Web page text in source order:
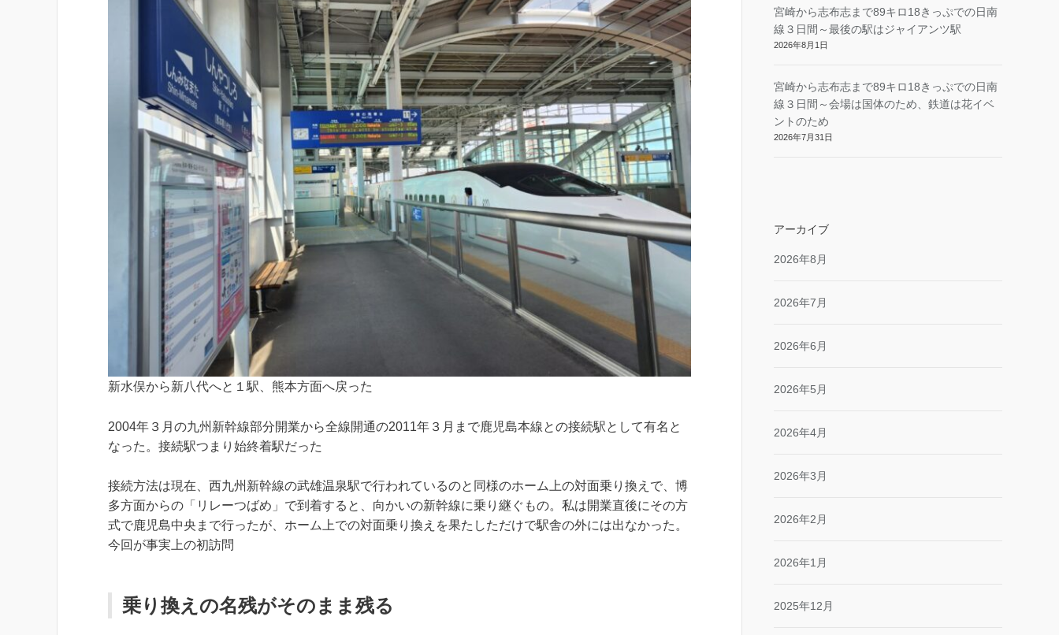
新水俣から新八代へと１駅、熊本方面へ戻った
2004年３月の九州新幹線部分開業から全線開通の2011年３月まで鹿児島本線との接続駅として有名と
なった。接続駅つまり始終着駅だった
接続方法は現在、西九州新幹線の武雄温泉駅で行われているのと同様のホーム上の対面乗り換えで、博
多方面からの「リレーつばめ」で到着すると、向かいの新幹線に乗り継ぐもの。私は開業直後にその方
式で鹿児島中央まで行ったが、ホーム上での対面乗り換えを果たしただけで駅舎の外には出なかった。
今回が事実上の初訪問
乗り換えの名残がそのまま残る
宮崎から志布志まで89キロ18きっぷでの日南
線３日間～最後の駅はジャイアンツ駅
2026年8月1日
宮崎から志布志まで89キロ18きっぷでの日南
線３日間～会場は国体のため、鉄道は花イベ
ントのため
2026年7月31日
アーカイブ
2026年8月
2026年7月
2026年6月
2026年5月
2026年4月
2026年3月
2026年2月
2026年1月
2025年12月